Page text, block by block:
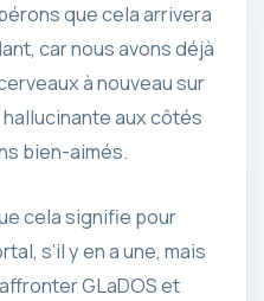
que cela arrivera
car nous avons déjà
à nouveau sur
aux côtés
bien-aimés.
cela signifie pour
s’il y en a une, mais
GLaDOS et